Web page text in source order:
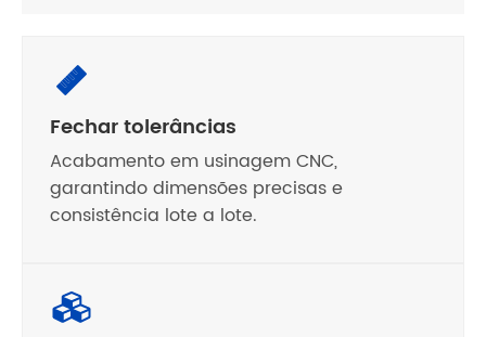
Fechar tolerâncias
Acabamento em usinagem CNC,
garantindo dimensões precisas e
consistência lote a lote.